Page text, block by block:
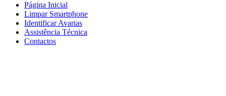
Página Inicial
Limpar Smartphone
Identificar Avarias
Assistência Técnica
Contactos